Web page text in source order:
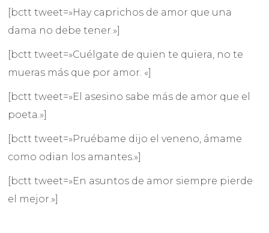
[bctt tweet=»Hay caprichos de amor que una
dama no debe tener.»]
[bctt tweet=»Cuélgate de quien te quiera, no te
mueras más que por amor. «]
[bctt tweet=»El asesino sabe más de amor que el
poeta.»]
[bctt tweet=»Pruébame dijo el veneno, ámame
como odian los amantes.»]
[bctt tweet=»En asuntos de amor siempre pierde
el mejor.»]